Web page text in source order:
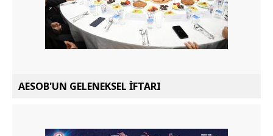
AESOB'UN GELENEKSEL İFTARI